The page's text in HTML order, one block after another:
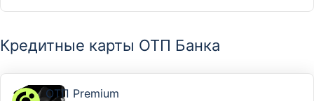
Кредитные карты ОТП Банка
ОТП Premium